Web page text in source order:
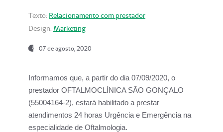
Texto: Relacionamento com prestador
Design: Marketing
07 de agosto, 2020
Informamos que, a partir do dia 07/09/2020, o
prestador OFTALMOCLÍNICA SÃO GONÇALO
(55004164-2), estará habilitado a prestar
atendimentos 24 horas Urgência e Emergência na
especialidade de Oftalmologia.